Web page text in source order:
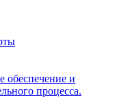
обеспечение и
процесса.